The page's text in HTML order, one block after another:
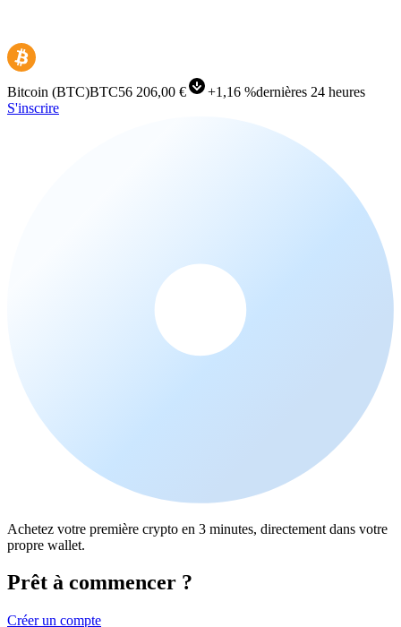
Bitcoin (BTC)BTC56 206,00 € +1,16 %dernières 24 heures
S'inscrire
Achetez votre première crypto en 3 minutes, directement dans votre
propre wallet.
Prêt à commencer ?
Créer un compte